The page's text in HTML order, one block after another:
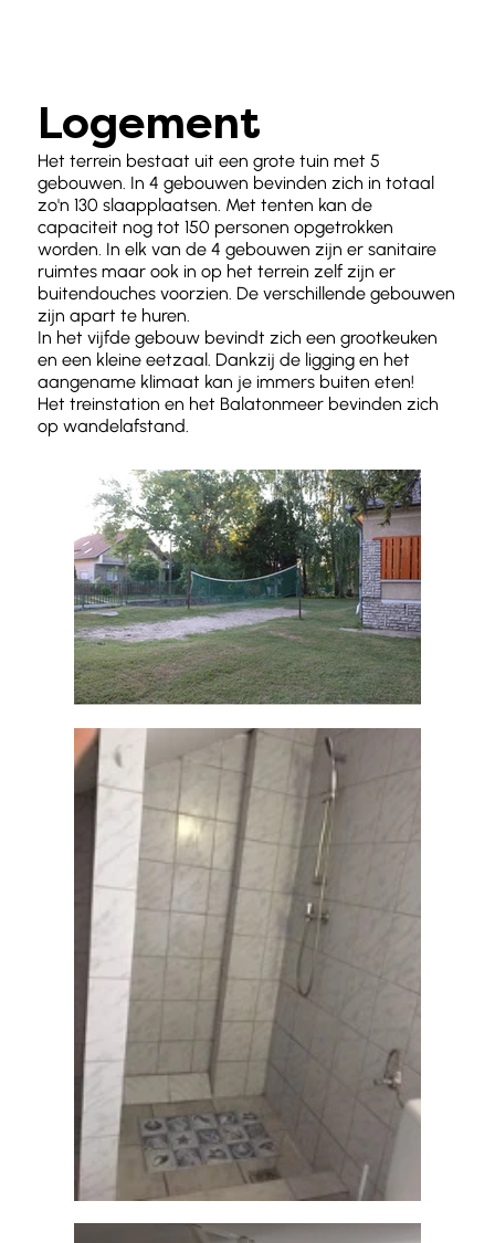
Logement
Het terrein bestaat uit een grote tuin met 5
gebouwen. In 4 gebouwen bevinden zich in totaal
zo'n 130 slaapplaatsen. Met tenten kan de
capaciteit nog tot 150 personen opgetrokken
worden. In elk van de 4 gebouwen zijn er sanitaire
ruimtes maar ook in op het terrein zelf zijn er
buitendouches voorzien. De verschillende gebouwen
zijn apart te huren.
In het vijfde gebouw bevindt zich een grootkeuken
en een kleine eetzaal. Dankzij de ligging en het
aangename klimaat kan je immers buiten eten!
Het treinstation en het Balatonmeer bevinden zich
op wandelafstand.